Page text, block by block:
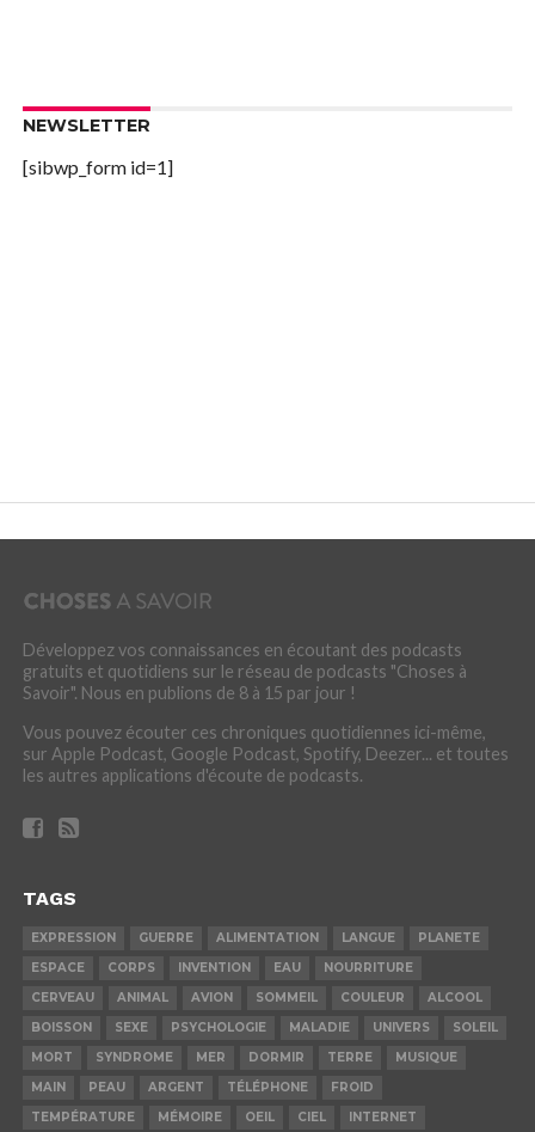
NEWSLETTER
[sibwp_form id=1]
Développez vos connaissances en écoutant des podcasts
gratuits et quotidiens sur le réseau de podcasts "Choses à
Savoir". Nous en publions de 8 à 15 par jour !
Vous pouvez écouter ces chroniques quotidiennes ici-même,
sur Apple Podcast, Google Podcast, Spotify, Deezer... et toutes
les autres applications d'écoute de podcasts.
TAGS
EXPRESSION GUERRE ALIMENTATION LANGUE
PLANETE
ESPACE
CORPS INVENTION EAU
NOURRITURE
CERVEAU
ANIMAL AVION SOMMEIL COULEUR
ALCOOL
BOISSON
SEXE PSYCHOLOGIE MALADIE UNIVERS
SOLEIL
MORT
SYNDROME MER DORMIR TERRE
MUSIQUE
MAIN
PEAU ARGENT TÉLÉPHONE
FROID
TEMPÉRATURE
MÉMOIRE OEIL CIEL INTERNET